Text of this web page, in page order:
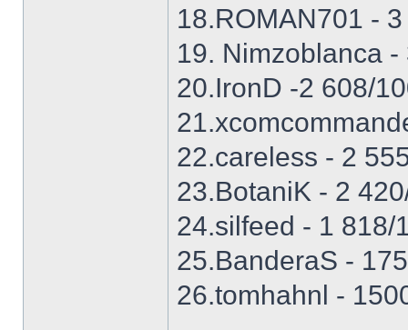
18.ROMAN701 -
19. Nimzoblanca
20.IronD -2 608/
22.careless - 2
23.BotaniK - 2
24.silfeed - 1 818/
25.BanderaS -
26.tomhahnl -